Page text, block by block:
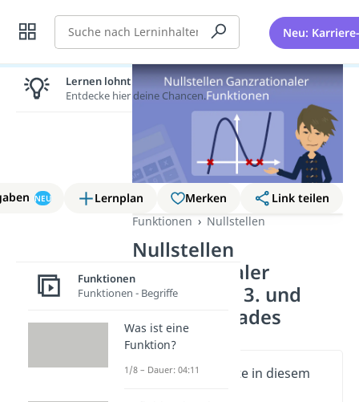
Suche Neu:
NEU Lernplan Merken
Link teilen
Funktionen
Nullstellen
Nullstellen
ganzrationaler
Funktionen 3. und
höheren Grades
Wichtige Inhalte in diesem
Lernen lohnt sich!
Entdecke hier deine Chancen.
Funktionen
Funktionen - Begriffe
Was ist eine
Funktion?
1/8 – Dauer: 04:11